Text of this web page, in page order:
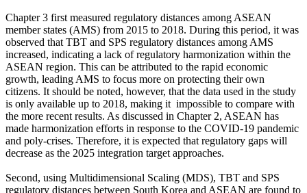
Chapter 3 first measured regulatory distances among ASEAN
member states (AMS) from 2015 to 2018. During this period, it was
observed that TBT and SPS regulatory distances among AMS
increased, indicating a lack of regulatory harmonization within the
ASEAN region. This can be attributed to the rapid economic
growth, leading AMS to focus more on protecting their own
citizens. It should be noted, however, that the data used in the study
is only available up to 2018, making it impossible to compare with
the more recent results. As discussed in Chapter 2, ASEAN has
made harmonization efforts in response to the COVID-19 pandemic
and poly-crises. Therefore, it is expected that regulatory gaps will
decrease as the 2025 integration target approaches.
Second, using Multidimensional Scaling (MDS), TBT and SPS
regulatory distances between South Korea and ASEAN are found to